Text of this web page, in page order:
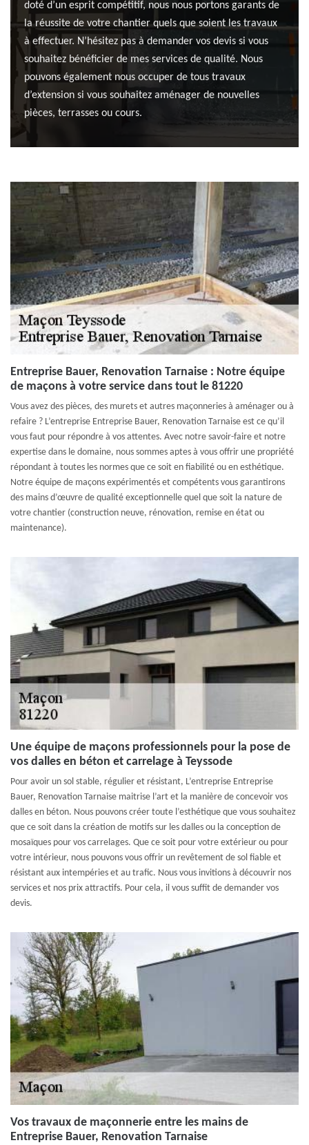
doté d’un esprit compétitif, nous nous portons garants de
la réussite de votre chantier quels que soient les travaux
à effectuer. N’hésitez pas à demander vos devis si vous
souhaitez bénéficier de mes services de qualité. Nous
pouvons également nous occuper de tous travaux
d’extension si vous souhaitez aménager de nouvelles
pièces, terrasses ou cours.
Entreprise Bauer, Renovation Tarnaise : Notre équipe
de maçons à votre service dans tout le 81220
Vous avez des pièces, des murets et autres maçonneries à aménager ou à
refaire ? L’entreprise Entreprise Bauer, Renovation Tarnaise est ce qu’il
vous faut pour répondre à vos attentes. Avec notre savoir-faire et notre
expertise dans le domaine, nous sommes aptes à vous offrir une propriété
répondant à toutes les normes que ce soit en fiabilité ou en esthétique.
Notre équipe de maçons expérimentés et compétents vous garantirons
des mains d’œuvre de qualité exceptionnelle quel que soit la nature de
votre chantier (construction neuve, rénovation, remise en état ou
maintenance).
Une équipe de maçons professionnels pour la pose de
vos dalles en béton et carrelage à Teyssode
Pour avoir un sol stable, régulier et résistant, L’entreprise Entreprise
Bauer, Renovation Tarnaise maitrise l’art et la manière de concevoir vos
dalles en béton. Nous pouvons créer toute l’esthétique que vous souhaitez
que ce soit dans la création de motifs sur les dalles ou la conception de
mosaïques pour vos carrelages. Que ce soit pour votre extérieur ou pour
votre intérieur, nous pouvons vous offrir un revêtement de sol fiable et
résistant aux intempéries et au trafic. Nous vous invitions à découvrir nos
services et nos prix attractifs. Pour cela, il vous suffit de demander vos
devis.
Vos travaux de maçonnerie entre les mains de
Entreprise Bauer, Renovation Tarnaise